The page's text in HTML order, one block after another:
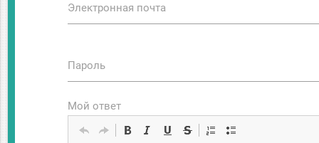
Электронная почта
Пароль
Мой ответ